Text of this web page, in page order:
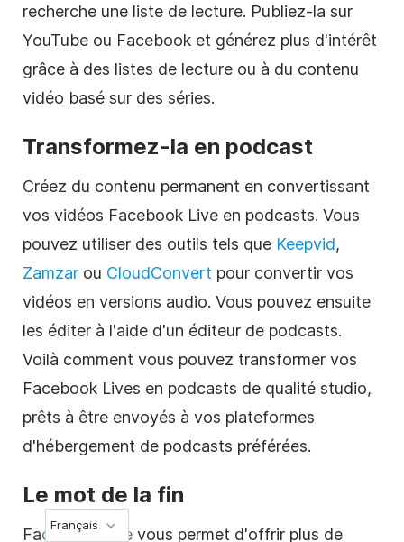
recherche une liste de lecture. Publiez-la sur
YouTube ou Facebook et générez plus d'intérêt
grâce à des listes de lecture ou à du contenu
vidéo basé sur des séries.
Transformez-la en podcast
Créez du contenu permanent en convertissant
vos vidéos Facebook Live en podcasts. Vous
pouvez utiliser des outils tels que Keepvid,
Zamzar ou CloudConvert pour convertir vos
vidéos en versions audio. Vous pouvez ensuite
les éditer à l'aide d'un éditeur de podcasts.
Voilà comment vous pouvez transformer vos
Facebook Lives en podcasts de qualité studio,
prêts à être envoyés à vos plateformes
d'hébergement de podcasts préférées.
Le mot de la fin
Facebook Live vous permet d'offrir plus de
Français